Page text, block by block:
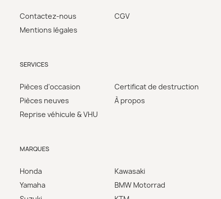
Contactez-nous
Mentions légales
CGV
SERVICES
Pièces d'occasion
Pièces neuves
Reprise véhicule & VHU
Certificat de destruction
À propos
MARQUES
Honda
Yamaha
Kawasaki
BMW Motorrad